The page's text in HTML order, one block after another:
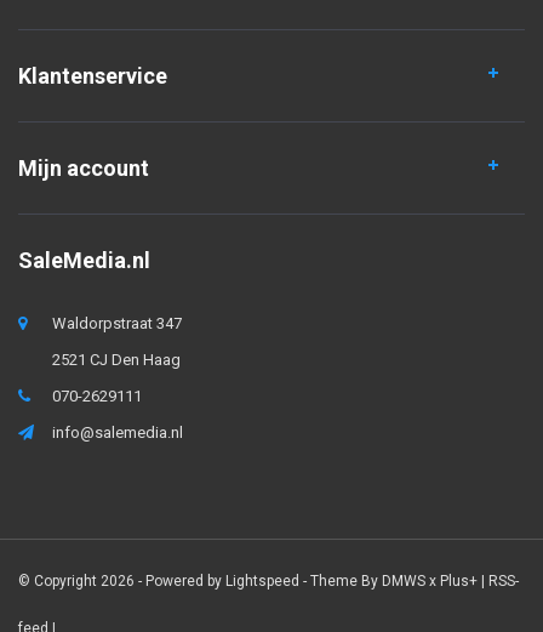
Klantenservice
Mijn account
SaleMedia.nl
Waldorpstraat 347
2521 CJ Den Haag
070-2629111
info@salemedia.nl
© Copyright 2026 - Powered by Lightspeed - Theme By DMWS x Plus+ | RSS-
feed |